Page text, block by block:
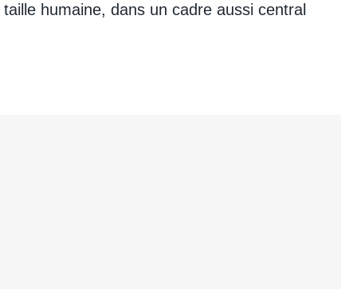
humaine, dans un cadre aussi central